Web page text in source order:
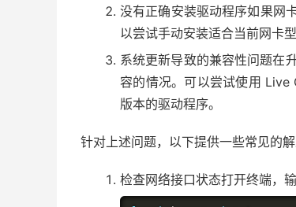
没有正确安装驱动程序如果网
以尝试手动安装适合当前网卡
系统更新导致的兼容性问题在
容的情况。可以尝试使用
版本的驱动程序。
针对上述问题，以下提供一些常见的解
检查网络接口状态打开终端，